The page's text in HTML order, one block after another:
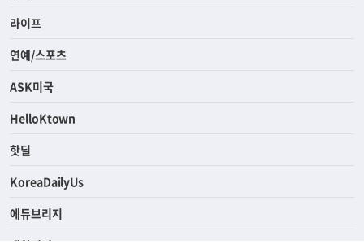
라이프
연예/스포츠
ASK미국
HelloKtown
핫딜
KoreaDailyUs
에듀브리지
생활영어